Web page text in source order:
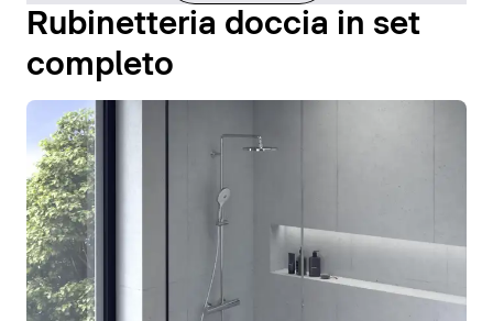
Rubinetteria doccia in set
completo